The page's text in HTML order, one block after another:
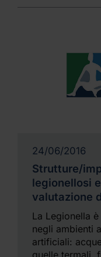
24/06/2016
Strutture/
legionellosi
valutazione
La Legionella
negli ambienti
artificiali: